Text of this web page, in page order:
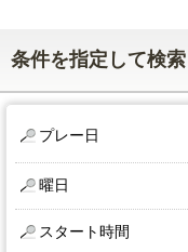
条件を指定して検索
プレー日
曜日
スタート時間